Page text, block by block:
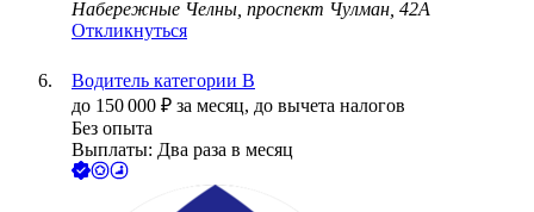
Набережные Челны, проспект Чулман, 42А
Откликнуться
Водитель категории В
до 150 000 ₽ за месяц, до вычета налогов
Без опыта
Выплаты: Два раза в месяц